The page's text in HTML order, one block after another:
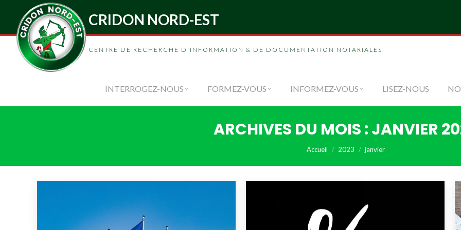
CRIDON NORD-EST
CENTRE DE RECHERCHE D'INFORMATION & DE DOCUMENTATION NOTARIALES
INTERROGEZ-NOUS FORMEZ-VOUS INFORMEZ-VOUS LISEZ-NOUS
ARCHIVES DU MOIS :JANVIER
Accueil 2023 janvier
INTERROGEZ-NOUS